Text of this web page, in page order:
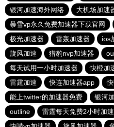
银河加速海外网络
大机场加速
暴雪vp永久免费加速器下载官网
极光加速器
雷轰加速器 ios
旋风加速
猎豹nvp加速器
每天试用一小时加速器
快橙加
雷霆加速
快连加速器app
能上twitter的加速器免费
银河
outline
雷霆每天免费2小时加速